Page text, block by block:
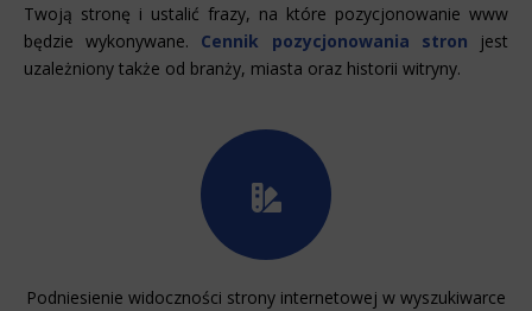
Twoją stronę i ustalić frazy, na które pozycjonowanie www
będzie wykonywane. Cennik pozycjonowania stron jest
uzależniony także od branży, miasta oraz historii witryny.
Podniesienie widoczności strony internetowej w wyszukiwarce